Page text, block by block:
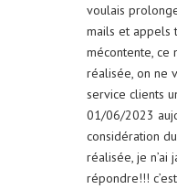
voulais
mails et appels
mécontente, ce
réalisée, on ne
service clients
01/06/2023
considération
réalisée, je n’ai
répondre!!!